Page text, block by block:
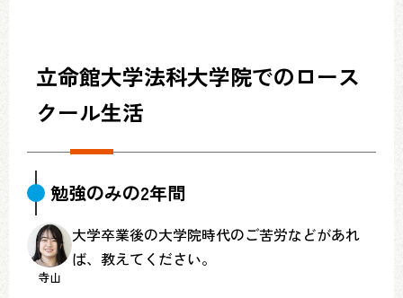
立命館大学法科大学院でのロース
クール生活
勉強のみの2年間
寺山
大学卒業後の大学院時代のご苦労などがあれ
ば、教えてください。